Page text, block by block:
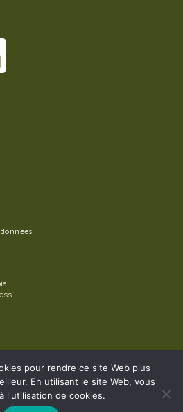
pour rendre ce site Web plus
En utilisant le site Web, vous
l'utilisation de cookies.